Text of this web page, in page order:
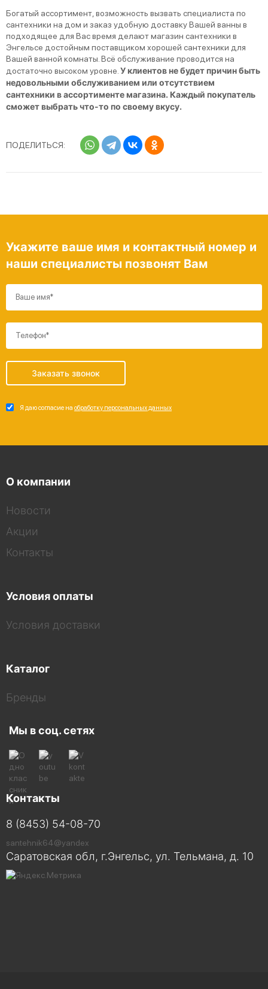
Богатый ассортимент, возможность вызвать специалиста по
сантехники на дом и заказ удобную доставку Вашей ванны в
подходящее для Вас время делают магазин сантехники в
Энгельсе достойным поставщиком хорошей сантехники для
Вашей ванной комнаты. Всё обслуживание проводится на
достаточно высоком уровне. У клиентов не будет причин быть
недовольными обслуживанием или отсутствием
сантехники в ассортименте магазина. Каждый покупатель
сможет выбрать что-то по своему вкусу.
ПОДЕЛИТЬСЯ:
Укажите ваше имя и контактный номер и
наши специалисты позвонят Вам
Заказать звонок
Я даю согласие на обработку персональных данных
О компании
Новости
Акции
Контакты
Условия оплаты
Условия доставки
Каталог
Бренды
Мы в соц. сетях
Контакты
8 (8453) 54-08-70
santehnik64@yandex
Саратовская обл, г.Энгельс, ул. Тельмана, д. 10